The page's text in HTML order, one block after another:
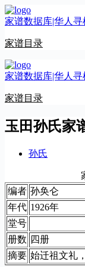
跳
至
容
家谱数据库|华人寻
家谱目录
家谱数据库|华人寻
家谱目录
玉田孙氏家
孙氏
编者 孙奂仑
年代 1926年
堂号
册数 四册
摘要 始迁祖文礼